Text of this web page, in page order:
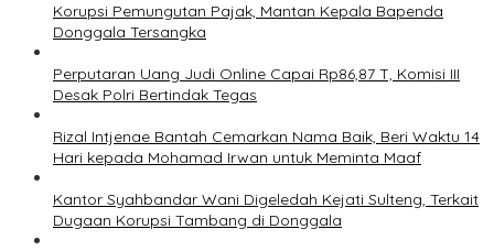
Korupsi Pemungutan Pajak, Mantan Kepala Bapenda
Donggala Tersangka
Perputaran Uang Judi Online Capai Rp86,87 T, Komisi III
Desak Polri Bertindak Tegas
Rizal Intjenae Bantah Cemarkan Nama Baik, Beri Waktu 14
Hari kepada Mohamad Irwan untuk Meminta Maaf
Kantor Syahbandar Wani Digeledah Kejati Sulteng, Terkait
Dugaan Korupsi Tambang di Donggala